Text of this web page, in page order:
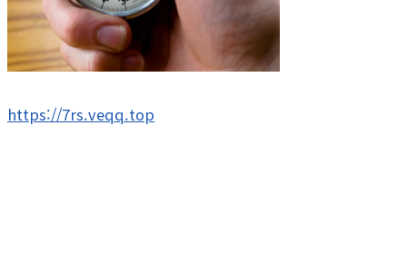
https://7rs.veqq.top